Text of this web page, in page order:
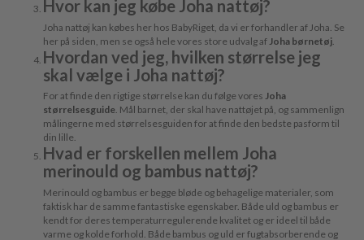
Hvor kan jeg købe Joha nattøj?
Joha nattøj kan købes her hos BabyRiget, da vi er forhandler af Joha. Se
her på siden, men se også hele vores store udvalg af Joha børnetøj.
Hvordan ved jeg, hvilken størrelse jeg
skal vælge i Joha nattøj?
For at finde den rigtige størrelse kan du følge vores Joha
størrelsesguide. Mål barnet, der skal have nattøjet på, og sammenlign
målingerne med størrelsesguiden for at finde den bedste pasform til
din lille.
Hvad er forskellen mellem Joha
merinould og bambus nattøj?
Merinould og bambus er begge bløde og behagelige materialer, som
faktisk har de samme fantastiske egenskaber. Både uld og bambus er
kendt for deres temperaturregulerende kvalitet og er ideel til både
varme og kolde forhold. Både bambus og uld er fugtabsorberende og